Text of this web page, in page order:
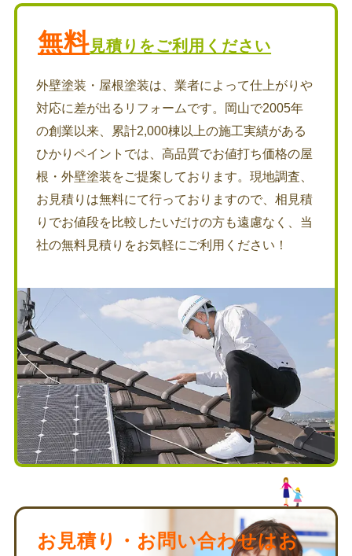
無料見積りをご利用ください
外壁塗装・屋根塗装は、業者によって仕上がりや
対応に差が出るリフォームです。岡山で2005年
の創業以来、累計2,000棟以上の施工実績がある
ひかりペイントでは、高品質でお値打ち価格の屋
根・外壁塗装をご提案しております。現地調査、
お見積りは無料にて行っておりますので、相見積
りでお値段を比較したいだけの方も遠慮なく、当
社の無料見積りをお気軽にご利用ください！
お見積り・お問い合わせはお